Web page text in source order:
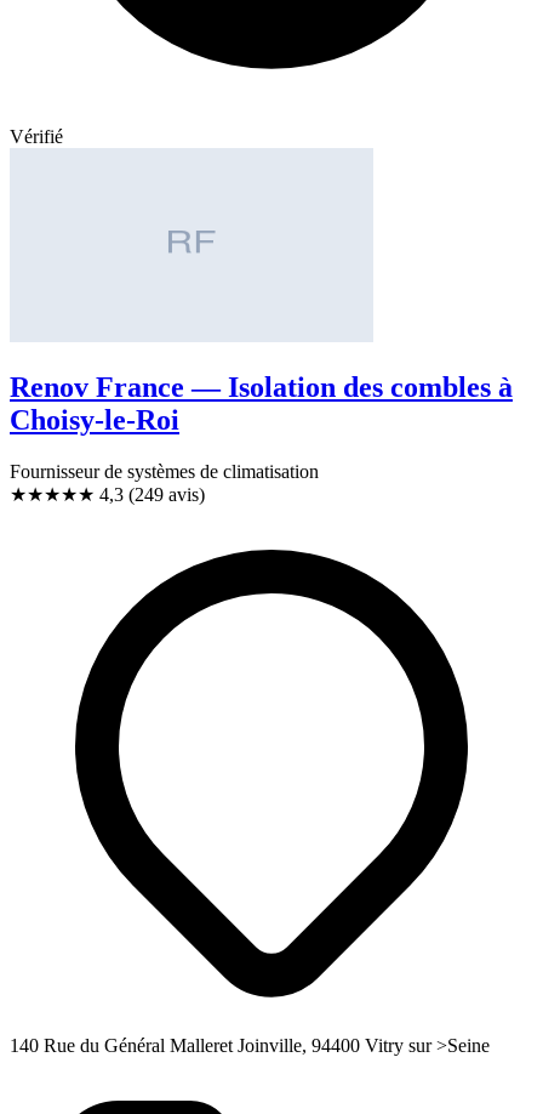
Vérifié
Renov France — Isolation des combles à
Choisy-le-Roi
Fournisseur de systèmes de climatisation
★★★★★ 4,3 (249 avis)
140 Rue du Général Malleret Joinville, 94400 Vitry sur >Seine